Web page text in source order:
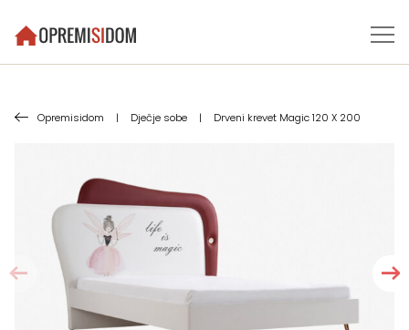
Opremisidom | Dječje sobe | Drveni krevet Magic 120 X 200